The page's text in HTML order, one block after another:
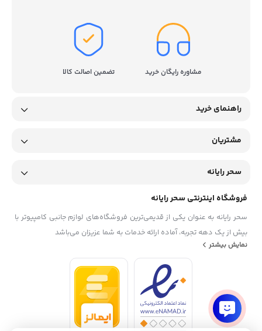
مشاوره رایگان خرید تضمین اصالت کالا
راهنمای خرید
مشتریان
سحر رایانه
فروشگاه اینترنتی سحر رایانه
سحر رایانه به عنوان یکی از قدیمی‌ترین فروشگاه‌های لوازم جانبی کامپیوتر با
بیش از یک دهه تجربه، آماده ارائه خدمات به شما عزیزان می‌باشد
نمایش بیشتر